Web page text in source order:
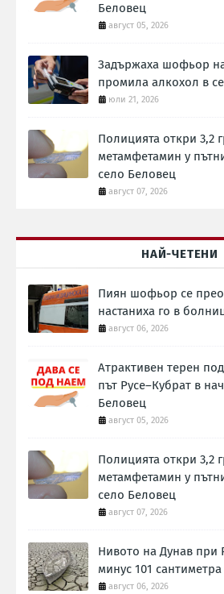
Беловец
август 05, 2026
Задържаха шофьор на
промила алкохол в
юли 21, 2026
Полицията откри 3,2
метамфетамин у
село Беловец
август 07, 2026
НАЙ-ЧЕТЕНИ
Пиян шофьор се
настаниха го в
август 06, 2026
Атрактивен терен
път Русе–Кубрат в
Беловец
август 05, 2026
Полицията откри 3,2
метамфетамин у
село Беловец
август 07, 2026
Нивото на Дунав при
минус 101 сантиметра
август 06, 2026